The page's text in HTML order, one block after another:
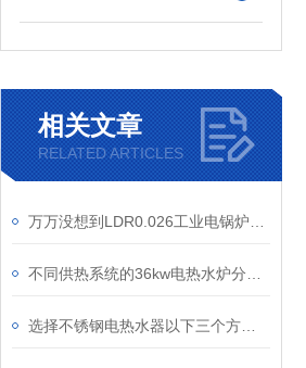
相关文章
RELATED ARTICLES